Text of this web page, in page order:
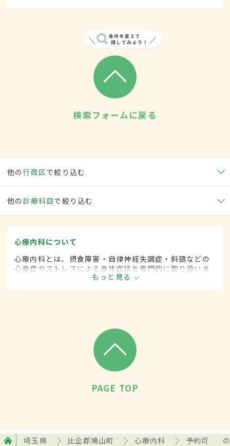
検索フォームに戻る
他の行政区で絞り込む
他の 診療科目で絞り込む
心療内科について
心療内科とは、摂食障害・自律神経失調症・斜頸などの
心身症やストレスによる身体症状を専門的に取り扱いま
もっと見る
PAGE TOP
埼玉県 比企郡鳩山町 心療内科 予約可